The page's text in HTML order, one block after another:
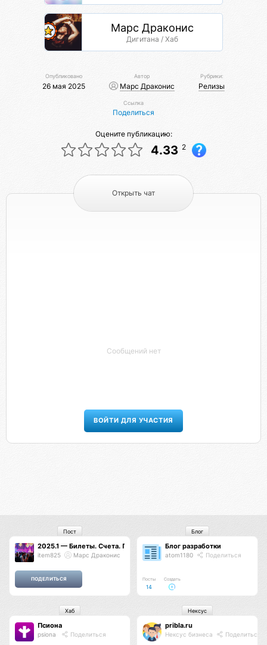
Марс Драконис
Дигитана / Хаб
Опубликовано
26 мая 2025
Автор
Марс Драконис
Рубрики:
Релизы
Ссылка
Поделиться
Оцените публикацию:
4.33 2
Открыть чат
Сообщений нет
ВОЙТИ ДЛЯ УЧАСТИЯ
2025.1 — Билеты. Счета. Платежи. Кабинет организатора.
item825 Марс Драконис
Пост
Блог разработки
atom1180 Поделиться
Посты
14
Создать
Блог
Псиона
psiona Поделиться
Хаб
pribla.ru
Нексус бизнеса Поделиться
Нексус